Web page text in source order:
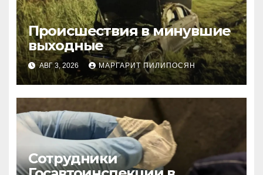
Происшествия в минувшие
выходные
АВГ 3, 2026 МАРГАРИТ ПИЛИПОСЯН
Сотрудники